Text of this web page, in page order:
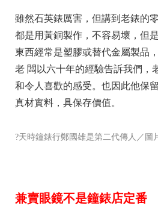
雖然石英錶厲害，但講到老錶的
都是用黃銅製作，不容易壞，但
東西經常是塑膠或替代金屬製品
老 闆以六十年的經驗告訴我們，
和令人喜歡的感受。也因此他保
真材實料，具保存價值。
?天時鐘錶行鄭國雄是第二代傳人／圖
兼賣眼鏡不是鐘錶店定番